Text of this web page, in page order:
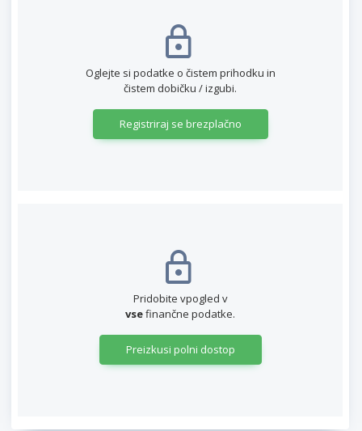
Oglejte si podatke o čistem prihodku in
čistem dobičku / izgubi.
Registriraj se brezplačno
Pridobite vpogled v
vsefinančne podatke.
Preizkusi polni dostop